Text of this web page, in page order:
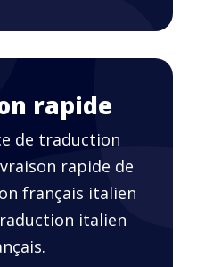
rapide
de traduction
rapide de
français italien
italien